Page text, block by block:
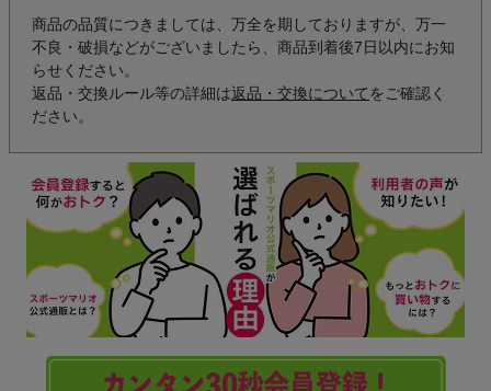
商品の品質につきましては、万全を期しておりますが、万一
不良・破損などがございましたら、商品到着後7日以内にお知
らせください。
返品・交換ルール等の詳細は返品・交換について をご確認く
ださい。